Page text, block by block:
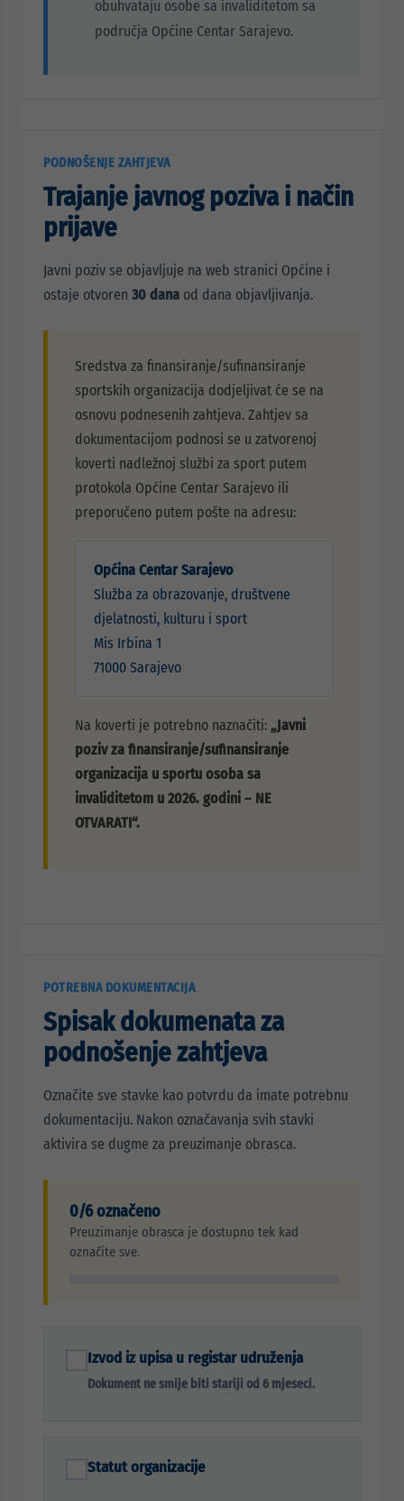
obuhvataju osobe sa invaliditetom sa
područja Općine Centar Sarajevo.
PODNOŠENJE ZAHTJEVA
Trajanje javnog poziva i način
prijave
Javni poziv se objavljuje na web stranici Općine i
ostaje otvoren 30 dana od dana objavljivanja.
Sredstva za finansiranje/sufinansiranje
sportskih organizacija dodjeljivat će se na
osnovu podnesenih zahtjeva. Zahtjev sa
dokumentacijom podnosi se u zatvorenoj
koverti nadležnoj službi za sport putem
protokola Općine Centar Sarajevo ili
preporučeno putem pošte na adresu:
Općina Centar Sarajevo
Služba za obrazovanje, društvene
djelatnosti, kulturu i sport
Mis Irbina 1
71000 Sarajevo
Na koverti je potrebno naznačiti: „Javni
poziv za finansiranje/sufinansiranje
organizacija u sportu osoba sa
invaliditetom u 2026. godini – NE
OTVARATI“.
POTREBNA DOKUMENTACIJA
Spisak dokumenata za
podnošenje zahtjeva
Označite sve stavke kao potvrdu da imate potrebnu
dokumentaciju. Nakon označavanja svih stavki
aktivira se dugme za preuzimanje obrasca.
0/6 označeno
Preuzimanje obrasca je dostupno tek kad
označite sve.
Izvod iz upisa u registar udruženja
Dokument ne smije biti stariji od 6 mjeseci.
Statut organizacije